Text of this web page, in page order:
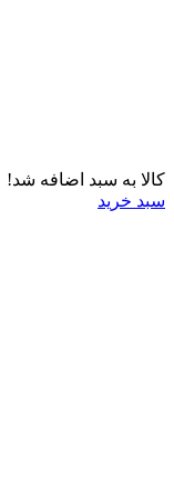
کالا به سبد اضافه شد!
سبد خرید